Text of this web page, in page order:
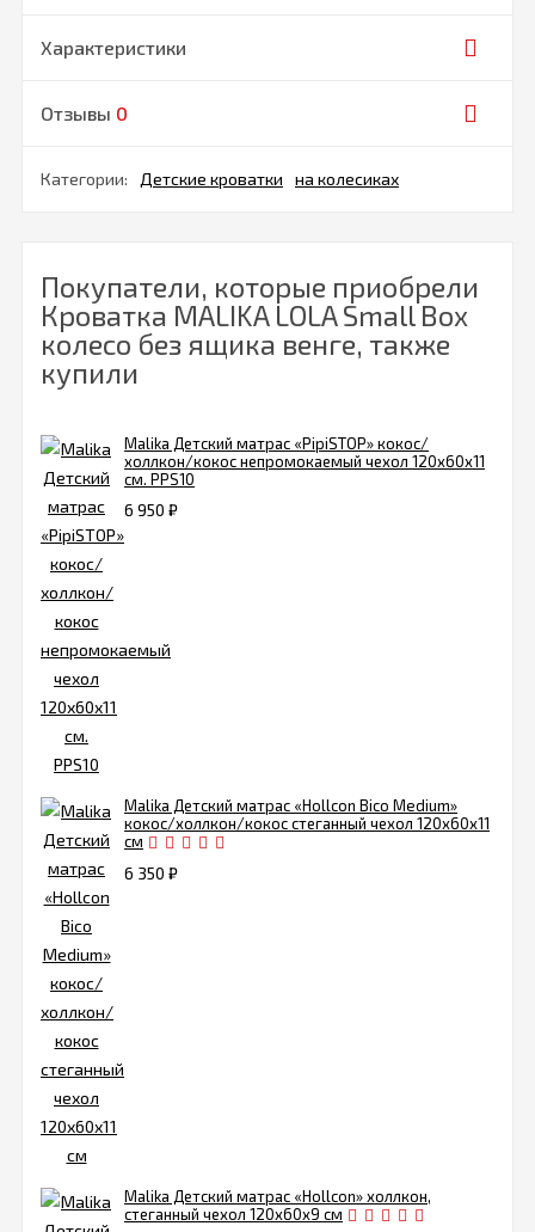
Характеристики
Отзывы 0
Категории: Детские кроватки на колесиках
Покупатели, которые приобрели
Кроватка MALIKA LOLA Small Box
колесо без ящика венге, также
купили
Malika Детский матрас «PipiSTOP» кокос/
холлкон/кокос непромокаемый чехол 120х60х11
см. PPS10
6 950 ₽
Malika Детский матрас «Hollcon Bico Medium»
кокос/холлкон/кокос стеганный чехол 120х60х11
см
6 350 ₽
Malika Детский матрас «Hollcon» холлкон,
стеганный чехол 120х60х9 см